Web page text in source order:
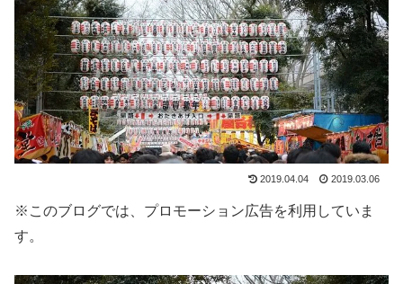
2019.04.04 2019.03.06
※このブログでは、プロモーション広告を利用していま
す。